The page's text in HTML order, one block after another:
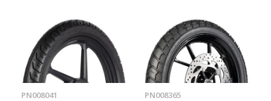
PN008041 PN008365